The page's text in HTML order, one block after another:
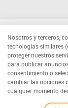
Nosotros y terceros,
tecnologías similares
proteger nuestros
para publicar
consentimiento o
cambiar las opciones
cualquier momento